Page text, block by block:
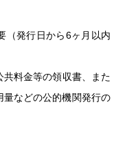
（発行日から6ヶ月以内
共料金等の領収書、また
などの公的機関発行の